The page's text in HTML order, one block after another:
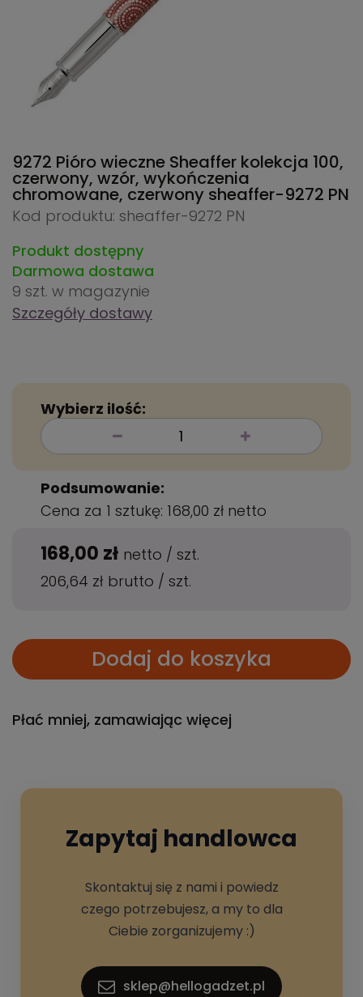
9272 Pióro wieczne Sheaffer kolekcja 100,
czerwony, wzór, wykończenia
chromowane, czerwony sheaffer-9272 PN
Kod produktu: sheaffer-9272 PN
Produkt dostępny
Darmowa dostawa
9 szt. w magazynie
Szczegóły dostawy
Wybierz ilość:
Podsumowanie:
Cena za 1 sztukę: 168,00 zł netto
168,00 zł netto / szt.
206,64 zł brutto / szt.
Dodaj do koszyka
Płać mniej, zamawiając więcej
Zapytaj handlowca
Skontaktuj się z nami i powiedz
czego potrzebujesz, a my to dla
Ciebie zorganizujemy :)
sklep@hellogadzet.pl